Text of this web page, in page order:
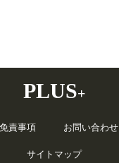
PLUS+
免責事項 お問い合わせ
サイトマップ